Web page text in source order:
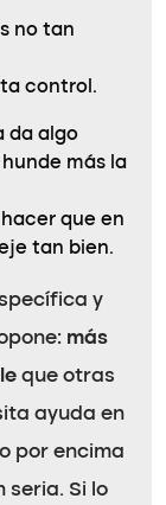
no tan
control.
da algo
más la
que en
tan bien.
y
más
que otras
ayuda en
por encima
seria. Si lo